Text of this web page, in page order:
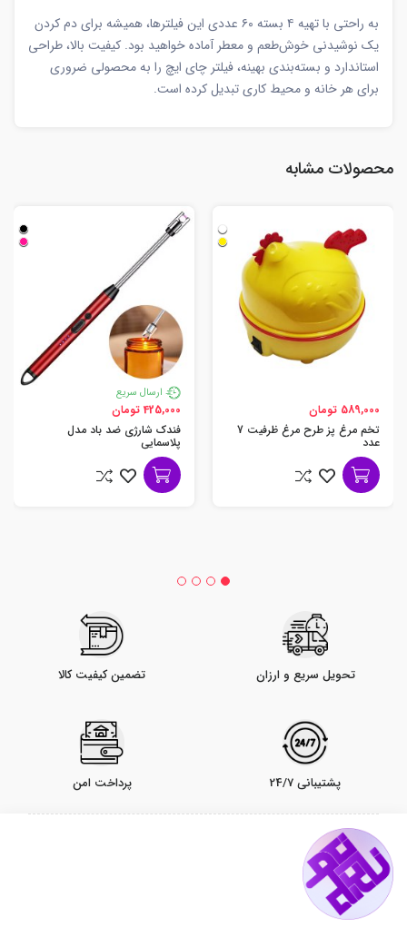
به راحتی با تهیه ۴ بسته ۶۰ عددی این فیلترها، همیشه برای دم کردن
یک نوشیدنی خوش‌طعم و معطر آماده خواهید بود. کیفیت بالا، طراحی
استاندارد و بسته‌بندی بهینه، فیلتر چای ایچ را به محصولی ضروری
برای هر خانه و محیط کاری تبدیل کرده است.
محصولات مشابه
589,000 تومان
تخم مرغ پز طرح مرغ ظرفیت 7
عدد
ارسال سریع
425,000 تومان
فندک شارژی ضد باد مدل
پلاسمایی
تحویل سریع و ارزان تضمین کیفیت کالا
پشتیبانی 24/7 پرداخت امن